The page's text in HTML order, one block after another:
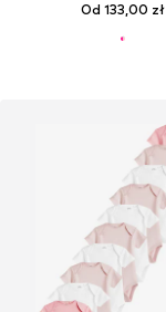
Od 133,00 zł